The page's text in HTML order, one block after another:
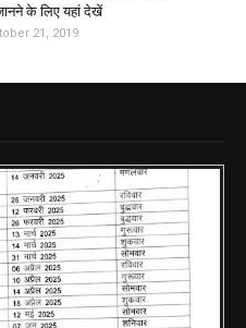
के लिए यहां देखें
21, 2019